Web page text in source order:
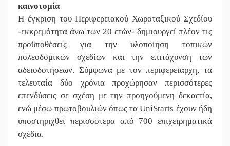
καινοτομία
Η έγκριση του Περιφερειακού Χωροταξικού Σχεδίου
-εκκρεμότητα άνω των 20 ετών- δημιουργεί πλέον τις
προϋποθέσεις για την υλοποίηση τοπικών
πολεοδομικών σχεδίων και την επιτάχυνση των
αδειοδοτήσεων. Σύμφωνα με τον περιφερειάρχη, τα
τελευταία δύο χρόνια προχώρησαν περισσότερες
επενδύσεις σε σχέση με την προηγούμενη δεκαετία,
ενώ μέσω πρωτοβουλιών όπως τα UniStarts έχουν ήδη
υποστηριχθεί περισσότερα από 700 επιχειρηματικά
σχέδια.